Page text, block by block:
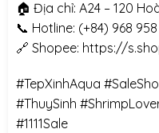
🏠 Địa chỉ: A24 – 120
📞 Hotline: (+84) 968 958
🔗 Shopee: https://
#TepXinhAqua
#ThuySinh
#1111Sale